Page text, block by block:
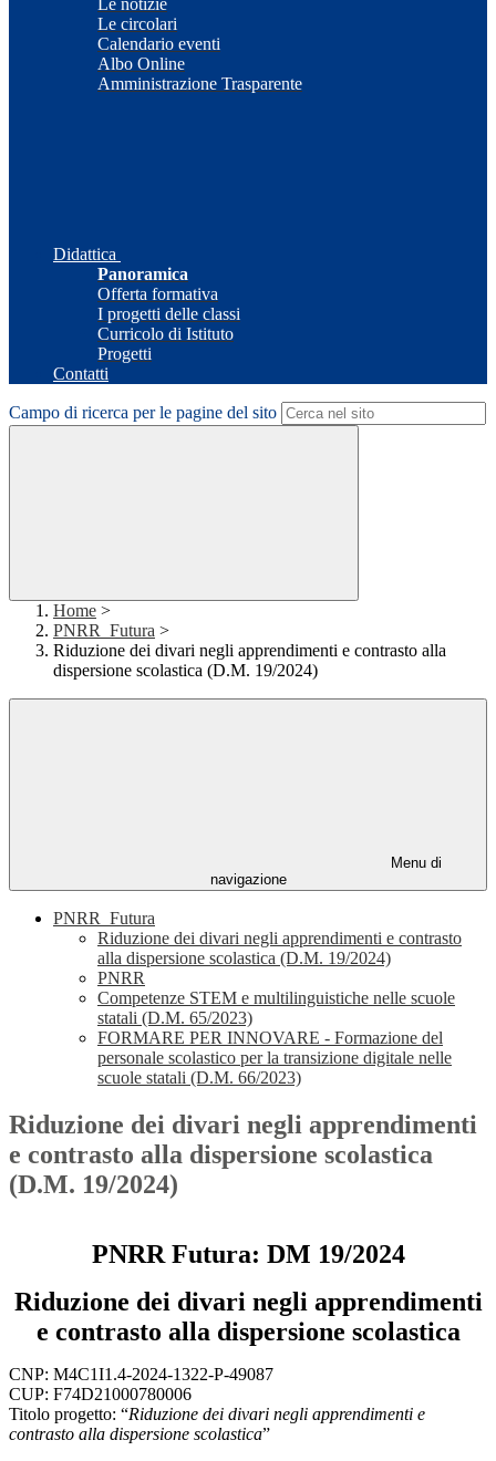
Le notizie
Le circolari
Calendario eventi
Albo Online
Amministrazione Trasparente
Didattica
Panoramica
Offerta formativa
I progetti delle classi
Curricolo di Istituto
Progetti
Contatti
Campo di ricerca per le pagine del sito
Home >
PNRR_Futura >
Riduzione dei divari negli apprendimenti e contrasto alla
dispersione scolastica (D.M. 19/2024)
Menu di
navigazione
PNRR_Futura
Riduzione dei divari negli apprendimenti e contrasto
alla dispersione scolastica (D.M. 19/2024)
PNRR
Competenze STEM e multilinguistiche nelle scuole
statali (D.M. 65/2023)
FORMARE PER INNOVARE - Formazione del
personale scolastico per la transizione digitale nelle
scuole statali (D.M. 66/2023)
Riduzione dei divari negli apprendimenti
e contrasto alla dispersione scolastica
(D.M. 19/2024)
PNRR Futura: DM 19/2024
Riduzione dei divari negli apprendimenti
e contrasto alla dispersione scolastica
CNP: M4C1I1.4-2024-1322-P-49087
CUP: F74D21000780006
Titolo progetto: “Riduzione dei divari negli apprendimenti e
contrasto alla dispersione scolastica”